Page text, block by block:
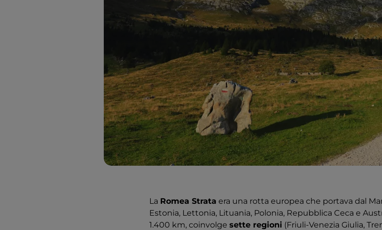
La Romea Strata era una rotta europea che portava dal
Estonia, Lettonia, Lituania, Polonia, Repubblica Ceca e
1.400 km, coinvolge sette regioni (Friuli-Venezia Giulia,